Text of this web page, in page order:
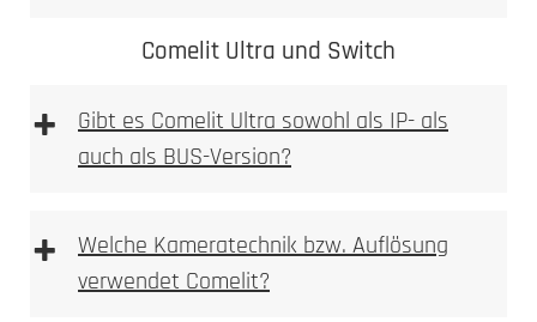
Weitwinkelobjektiv
Integrierte Bewegungsmelder mit
umfangreicheren Erkennungsoptionen
Comelit Ultra und Switch
+
Gibt es Comelit Ultra sowohl als IP- als
auch als BUS-Version?
+
Welche Kameratechnik bzw. Auflösung
verwendet Comelit?